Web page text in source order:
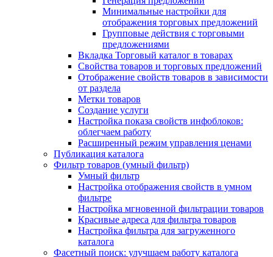
Минимальные настройки для
отображения торговых предложений
Групповые действия с торговыми
предложениями
Вкладка Торговый каталог в товарах
Свойства товаров и торговых предложений
Отображение свойств товаров в зависимости
от раздела
Метки товаров
Создание услуги
Настройка показа свойств инфоблоков:
облегчаем работу
Расширенный режим управления ценами
Публикация каталога
Фильтр товаров (умный фильтр)
Умный фильтр
Настройка отображения свойств в умном
фильтре
Настройка мгновенной фильтрации товаров
Красивые адреса для фильтра товаров
Настройка фильтра для загруженного
каталога
Фасетный поиск: улучшаем работу каталога